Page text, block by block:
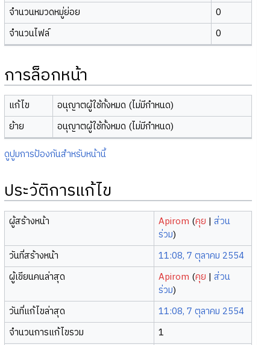
จำนวนหมวดหมู่ย่อย
0
จำนวนไฟล์
0
การล็อกหน้า
แก้ไข
อนุญาตผู้ใช้ทั้งหมด (ไม่มีกำหนด)
ย้าย
อนุญาตผู้ใช้ทั้งหมด (ไม่มีกำหนด)
ดูปูมการป้องกันสำหรับหน้านี้
ประวัติการแก้ไข
ผู้สร้างหน้า Apirom (คุย |ส่วน
ร่วม)
วันที่สร้างหน้า
11:08, 7 ตุลาคม 2554
ผู้เขียนคนล่าสุด
Apirom (คุย |ส่วน
ร่วม)
วันที่แก้ไขล่าสุด
11:08, 7 ตุลาคม 2554
จำนวนการแก้ไขรวม
1